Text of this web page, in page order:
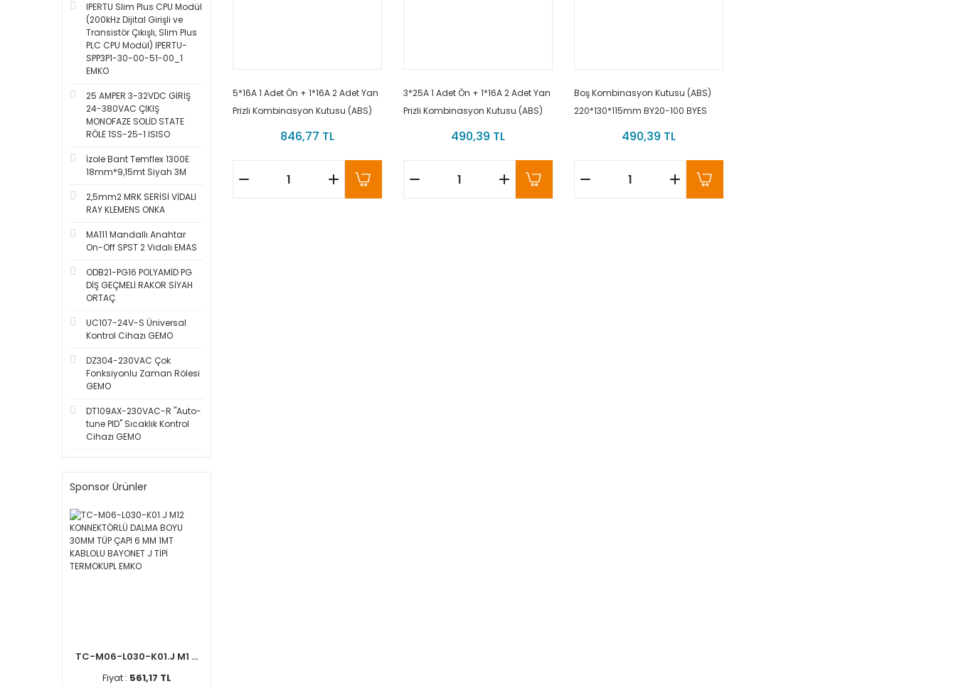
IPERTU Slim Plus CPU Modül
(200kHz Dijital Girişli ve
Transistör Çıkışlı, Slim Plus
PLC CPU Modül) IPERTU-
SPP3P1-30-00-51-00_1
EMKO
25 AMPER 3-32VDC GİRİŞ
24-380VAC ÇIKIŞ
MONOFAZE SOLİD STATE
RÖLE 1SS-25-1 ISISO
İzole Bant Temflex 1300E
18mm*9,15mt Siyah 3M
2,5mm2 MRK SERİSİ VİDALI
RAY KLEMENS ONKA
MA111 Mandallı Anahtar
On-Off SPST 2 Vidalı EMAS
ODB21-PG16 POLYAMİD PG
DİŞ GEÇMELİ RAKOR SİYAH
ORTAÇ
UC107-24V-S Üniversal
Kontrol Cihazı GEMO
DZ304-230VAC Çok
Fonksiyonlu Zaman Rölesi
GEMO
DT109AX-230VAC-R ''Auto-
tune PID'' Sıcaklık Kontrol
Cihazı GEMO
Sponsor Ürünler
TC-M06-L030-K01.J M1 ...
Fiyat : 561,17 TL
5*16A 1 Adet Ön + 1*16A 2 Adet Yan
Prizli Kombinasyon Kutusu (ABS)
846,77 TL
3*25A 1 Adet Ön + 1*16A 2 Adet Yan
Prizli Kombinasyon Kutusu (ABS)
490,39 TL
Boş Kombinasyon Kutusu (ABS)
220*130*115mm BY20-100 BYES
490,39 TL